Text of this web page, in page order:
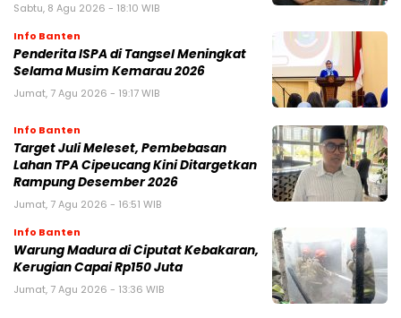
Sabtu, 8 Agu 2026 - 18:10 WIB
Info Banten
Penderita ISPA di Tangsel Meningkat
Selama Musim Kemarau 2026
Jumat, 7 Agu 2026 - 19:17 WIB
Info Banten
Target Juli Meleset, Pembebasan
Lahan TPA Cipeucang Kini Ditargetkan
Rampung Desember 2026
Jumat, 7 Agu 2026 - 16:51 WIB
Info Banten
Warung Madura di Ciputat Kebakaran,
Kerugian Capai Rp150 Juta
Jumat, 7 Agu 2026 - 13:36 WIB